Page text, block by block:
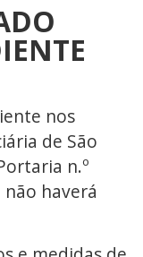
nos
de São
n.º
não haverá